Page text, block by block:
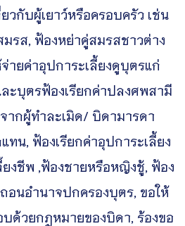
วกับผู้เยาว์หรือครอบครัว เช่น
รส, ฟ้องหย่าคู่สมรสชาวต่าง
ายค่าอุปการะเลี้ยงดูบุตรแก่
ะบุตรฟ้องเรียกค่าปลงศพสามี
ากผู้ทำละเมิด/ บิดามารดา
ทน, ฟ้องเรียกค่าอุปการะเลี้ยง
งชีพ ,ฟ้องชายหรือหญิงชู้, ฟ้อง
อนอำนาจปกครองบุตร, ขอให้
ด้วยกฎหมายของบิดา, ร้องขอ